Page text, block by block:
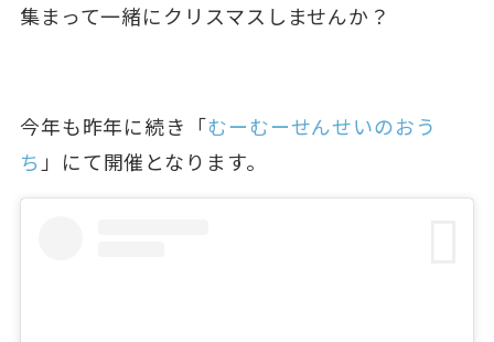
集まって一緒にクリスマスしませんか？
今年も昨年に続き「むーむーせんせいのおう
ち 」にて開催となります。